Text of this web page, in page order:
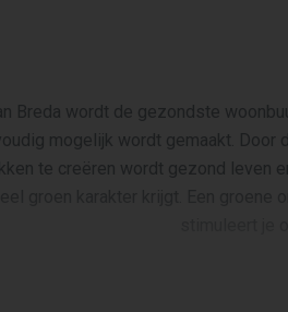
Breda wordt de gezondste
mogelijk wordt gemaakt. Door
te creëren wordt gezond leven